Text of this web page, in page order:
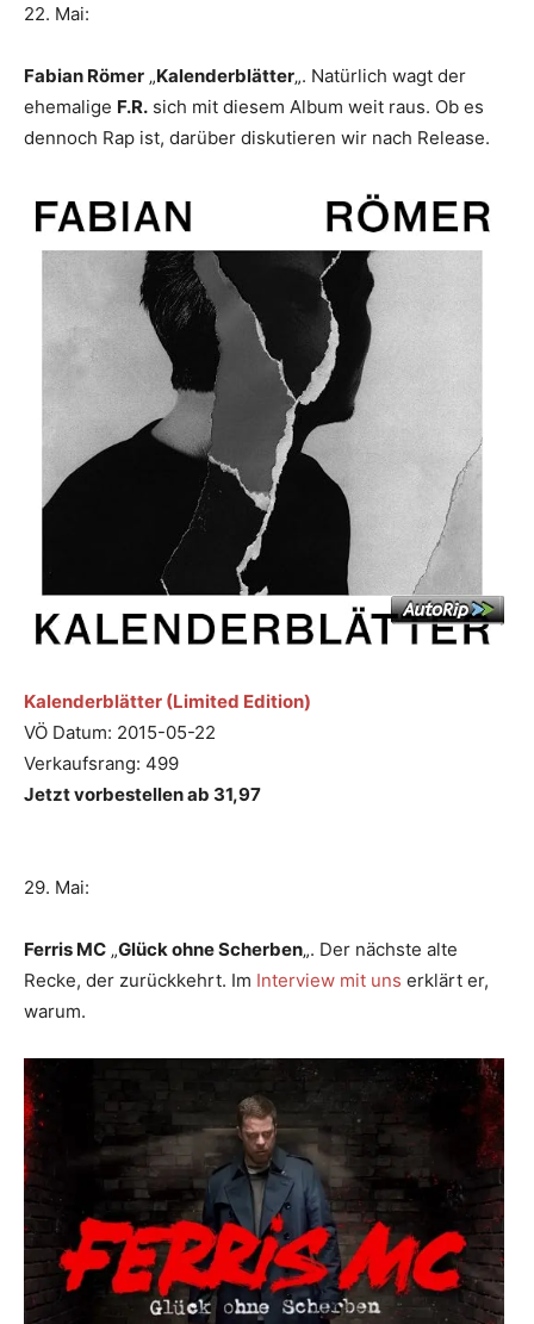
22. Mai:
Fabian Römer „Kalenderblätter„. Natürlich wagt der
ehemalige F.R. sich mit diesem Album weit raus. Ob es
dennoch Rap ist, darüber diskutieren wir nach Release.
Kalenderblätter (Limited Edition)
VÖ Datum: 2015-05-22
Verkaufsrang: 499
Jetzt vorbestellen ab 31,97
29. Mai:
Ferris MC „Glück ohne Scherben„. Der nächste alte
Recke, der zurückkehrt. Im Interview mit uns erklärt er,
warum.